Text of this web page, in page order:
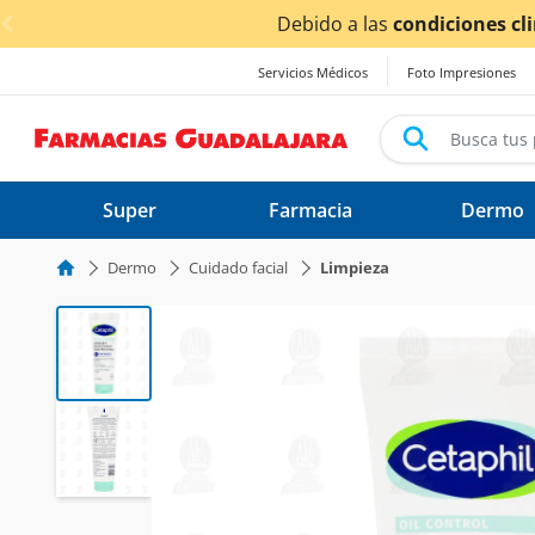
< div class="carousel-inner"> Debido a las condiciones
Servicios Médicos Foto Impresiones
Super Farmacia Dermo
Dermo Cuidado facial Limpieza